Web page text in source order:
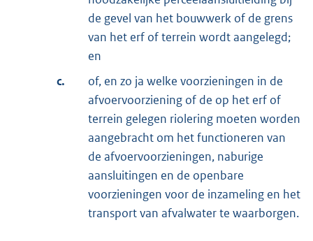
de gevel van het bouwwerk of de grens
van het erf of terrein wordt aangelegd;
en
c.
of, en zo ja welke voorzieningen in de
afvoervoorziening of de op het erf of
terrein gelegen riolering moeten worden
aangebracht om het functioneren van
de afvoervoorzieningen, naburige
aansluitingen en de openbare
voorzieningen voor de inzameling en het
transport van afvalwater te waarborgen.